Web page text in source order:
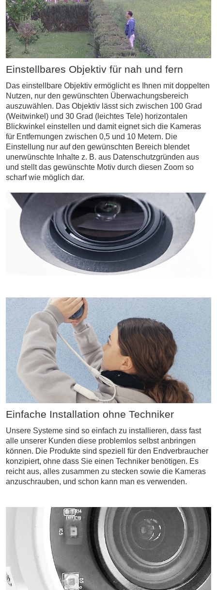
Einstellbares Objektiv für nah und fern
Das einstellbare Objektiv ermöglicht es Ihnen mit doppelten
Nutzen, nur den gewünschten Überwachungsbereich
auszuwählen. Das Objektiv lässt sich zwischen 100 Grad
(Weitwinkel) und 30 Grad (leichtes Tele) horizontalen
Blickwinkel einstellen und damit eignet sich die Kameras
für Entfernungen zwischen 0,5 und 10 Metern. Die
Einstellung nur auf den gewünschten Bereich blendet
unerwünschte Inhalte z. B. aus Datenschutzgründen aus
und stellt das gewünschte Motiv durch diesen Zoom so
scharf wie möglich dar.
Einfache Installation ohne Techniker
Unsere Systeme sind so einfach zu installieren, dass fast
alle unserer Kunden diese problemlos selbst anbringen
können. Die Produkte sind speziell für den Endverbraucher
konzipiert, ohne dass Sie einen Techniker benötigen. Es
reicht aus, alles zusammen zu stecken sowie die Kameras
anzuschrauben, und schon kann man es verwenden.